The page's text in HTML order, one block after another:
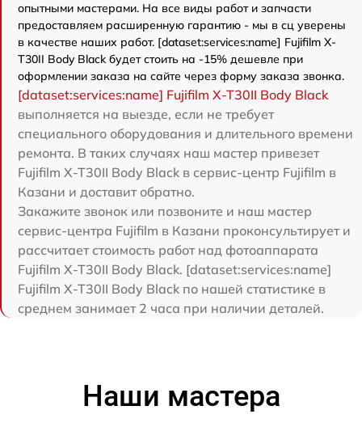
опытными мастерами. На все виды работ и запчасти
предоставляем расширенную гарантию - мы в сц уверены
в качестве наших работ. [dataset:services:name] Fujifilm X-
T30II Body Black будет стоить на -15% дешевле при
оформлении заказа на сайте через форму заказа звонка.
[dataset:services:name] Fujifilm X-T30II Body Black
выполняется на выезде, если не требует
специального оборудования и длительного времени
ремонта. В таких случаях наш мастер привезет
Fujifilm X-T30II Body Black в сервис-центр Fujifilm в
Казани и доставит обратно.
Закажите звонок или позвоните и наш мастер
сервис-центра Fujifilm в Казани проконсультирует и
рассчитает стоимость работ над фотоаппарата
Fujifilm X-T30II Body Black. [dataset:services:name]
Fujifilm X-T30II Body Black по нашей статистике в
среднем занимает 2 часа при наличии деталей.
Наши мастера